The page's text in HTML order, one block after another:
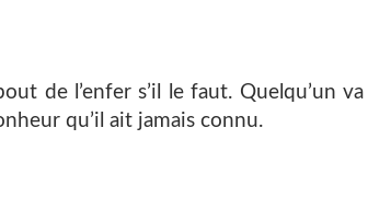
de l’enfer s’il le faut. Quelqu’un
qu’il ait jamais connu.